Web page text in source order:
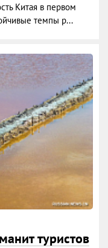
Китая в первом
темпы р...
туристов